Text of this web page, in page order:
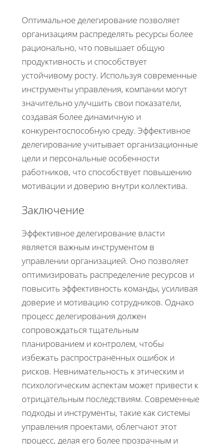
Оптимальное делегирование позволяет
организациям распределять ресурсы более
рационально, что повышает общую
продуктивность и способствует
устойчивому росту. Используя современные
инструменты управления, компании могут
значительно улучшить свои показатели,
создавая более динамичную и
конкурентоспособную среду. Эффективное
делегирование учитывает организационные
цели и персональные особенности
работников, что способствует повышению
мотивации и доверию внутри коллектива.
Заключение
Эффективное делегирование власти
является важным инструментом в
управлении организацией. Оно позволяет
оптимизировать распределение ресурсов и
повысить эффективность команды, усиливая
доверие и мотивацию сотрудников. Однако
процесс делегирования должен
сопровождаться тщательным
планированием и контролем, чтобы
избежать распространённых ошибок и
рисков. Невнимательность к этическим и
психологическим аспектам может привести к
отрицательным последствиям. Современные
подходы и инструменты, такие как системы
управления проектами, облегчают этот
процесс, делая его более прозрачным и